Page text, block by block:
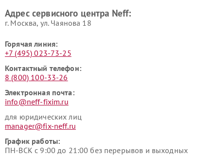
Адрес сервисного центра Neff:
г. Москва, ул. Чаянова 18
Горячая линия:
+7 (495) 023-73-25
Контактный телефон:
8 (800) 100-33-26
Электронная почта:
info@neff-fixim.ru
для юридических лиц
manager@fix-neff.ru
График работы:
ПН-ВСК с 9:00 до 21:00 без перерывов и выходных